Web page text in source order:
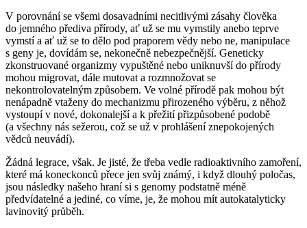
V porovnání se všemi dosavadními necitlivými zásahy člověka
do jemného přediva přírody, ať už se mu vymstily anebo teprve
vymstí a ať už se to dělo pod praporem vědy nebo ne, manipulace
s geny je, dovídám se, nekonečně nebezpečnější. Geneticky
zkonstruované organizmy vypuštěné nebo uniknuvší do přírody
mohou migrovat, dále mutovat a rozmnožovat se
nekontrolovatelným způsobem. Ve volné přírodě pak mohou být
nenápadně vtaženy do mechanizmu přirozeného výběru, z něhož
vystoupí v nové, dokonalejší a k přežití přizpůsobené podobě
(a všechny nás sežerou, což se už v prohlášení znepokojených
vědců neuvádí).
Žádná legrace, však. Je jisté, že třeba vedle radioaktivního zamoření,
které má koneckonců přece jen svůj známý, i když dlouhý poločas,
jsou následky našeho hraní si s genomy podstatně méně
předvídatelné a jediné, co víme, je, že mohou mít autokatalyticky
lavinovitý průběh.